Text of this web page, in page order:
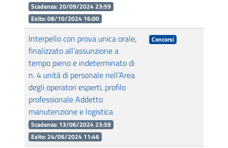
Scadenza: 20/09/2024 23:59
Esito: 08/10/2024 16:00
Interpello con prova unica orale,
finalizzato all’assunzione a
tempo pieno e indeterminato di
n. 4 unità di personale nell’Area
degli operatori esperti, profilo
professionale Addetto
manutenzione e logistica
Scadenza: 13/06/2024 23:59
Esito: 24/06/2024 11:46
Concorsi